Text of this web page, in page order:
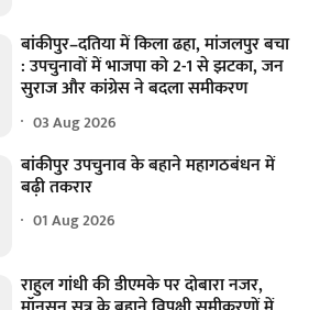
बांकीपुर–दतिया में किला ढहा, मांजलपुर बचा
: उपचुनावों में भाजपा को 2-1 से झटका, जन
सुराज और कांग्रेस ने बदला समीकरण
03 Aug 2026
बांकीपुर उपचुनाव के बहाने महागठबंधन में
बढ़ी तकरार
01 Aug 2026
राहुल गांधी की डीएमके पर दोबारा नजर,